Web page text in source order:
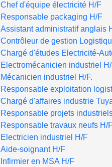
Chef d'équipe électricité H/F
Responsable packaging H/F
Assistant administratif anglais
Contrôleur de gestion
Chargé d'études Electricité-
Electromécanicien industriel H/
Mécanicien industriel H/F.
Responsable exploitation
Chargé d'affaires industrie
Responsable projets
Responsable travaux neufs H/
Electricien industriel H/F
Aide-soignant H/F
Infirmier en MSA H/F